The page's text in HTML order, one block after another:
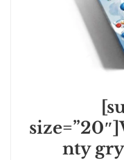
nty